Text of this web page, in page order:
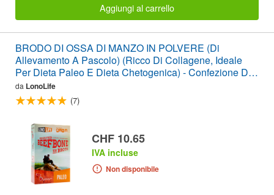
Aggiungi al carrello
BRODO DI OSSA DI MANZO IN POLVERE (Di
Allevamento A Pascolo) (Ricco Di Collagene, Ideale
Per Dieta Paleo E Dieta Chetogenica) - Confezione Da
4 Bastoncini
da LonoLife
(7)
CHF 10.65
IVA incluse
Non disponibile